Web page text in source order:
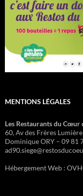
MENTIONS LÉGALES
Les Restaurants du
60, Av des Frères
Dominique ORY – 09 81
Hébergement Web :